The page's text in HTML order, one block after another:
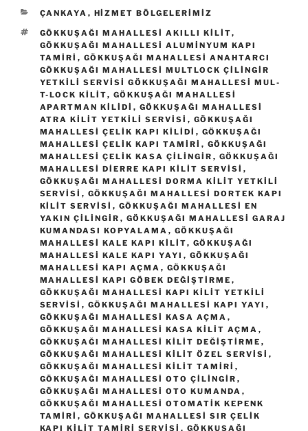
KATEGORILER
ÇANKAYA , HIZMET BÖLGELERIMIZ
ETIKETLER
GÖKKUŞAĞI MAHALLESI AKILLI KILIT,
GÖKKUŞAĞI MAHALLESI ALUMINYUM KAPI
TAMIRI , GÖKKUŞAĞI MAHALLESI ANAHTARCI
GÖKKUŞAĞI MAHALLESI MULTLOCK ÇILINGIR
YETKILI SERVISI GÖKKUŞAĞI MAHALLESI MUL-
T-LOCK KILIT, GÖKKUŞAĞI MAHALLESI
APARTMAN KILIDI , GÖKKUŞAĞI MAHALLESI
ATRA KILIT YETKILI SERVISI , GÖKKUŞAĞI
MAHALLESI ÇELIK KAPI KILIDI , GÖKKUŞAĞI
MAHALLESI ÇELIK KAPI TAMIRI , GÖKKUŞAĞI
MAHALLESI ÇELIK KASA ÇILINGIR , GÖKKUŞAĞI
MAHALLESI DIERRE KAPI KILIT SERVISI ,
GÖKKUŞAĞI MAHALLESI DORMA KILIT YETKILI
SERVISI , GÖKKUŞAĞI MAHALLESI DORTEK KAPI
KILIT SERVISI , GÖKKUŞAĞI MAHALLESI EN
YAKIN ÇILINGIR , GÖKKUŞAĞI MAHALLESI GARAJ
KUMANDASI KOPYALAMA , GÖKKUŞAĞI
MAHALLESI KALE KAPI KILIT, GÖKKUŞAĞI
MAHALLESI KALE KAPI YAYI , GÖKKUŞAĞI
MAHALLESI KAPI AÇMA , GÖKKUŞAĞI
MAHALLESI KAPI GÖBEK DEĞIŞTIRME ,
GÖKKUŞAĞI MAHALLESI KAPI KILIT YETKILI
SERVISI , GÖKKUŞAĞI MAHALLESI KAPI YAYI ,
GÖKKUŞAĞI MAHALLESI KASA AÇMA ,
GÖKKUŞAĞI MAHALLESI KASA KILIT AÇMA ,
GÖKKUŞAĞI MAHALLESI KILIT DEĞIŞTIRME ,
GÖKKUŞAĞI MAHALLESI KILIT ÖZEL SERVISI ,
GÖKKUŞAĞI MAHALLESI KILIT TAMIRI ,
GÖKKUŞAĞI MAHALLESI OTO ÇILINGIR ,
GÖKKUŞAĞI MAHALLESI OTO KUMANDA ,
GÖKKUŞAĞI MAHALLESI OTOMATIK KEPENK
TAMIRI , GÖKKUŞAĞI MAHALLESI SIR ÇELIK
KAPI KILIT TAMIRI SERVISI , GÖKKUŞAĞI